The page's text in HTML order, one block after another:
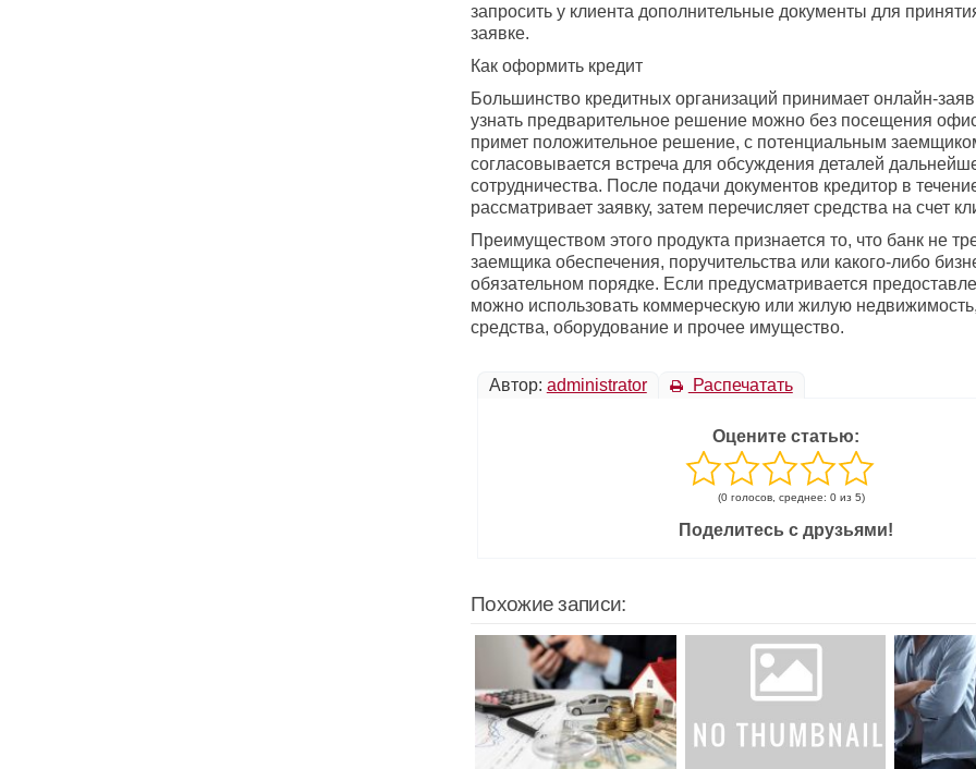
запросить у клиента дополнительные документы для
заявке.
Как оформить кредит
Большинство кредитных организаций принимает онлайн-
узнать предварительное решение можно без посещения
примет положительное решение, с потенциальным
согласовывается встреча для обсуждения деталей
сотрудничества. После подачи документов кредитор в
рассматривает заявку, затем перечисляет средства на счет
Преимуществом этого продукта признается то, что банк не
заемщика обеспечения, поручительства или какого-либо
обязательном порядке. Если предусматривается
можно использовать коммерческую или жилую
средства, оборудование и прочее имущество.
Автор: administrator Распечатать
Оцените статью:
(0 голосов, среднее: 0 из 5)
Поделитесь с друзьями!
Похожие записи: